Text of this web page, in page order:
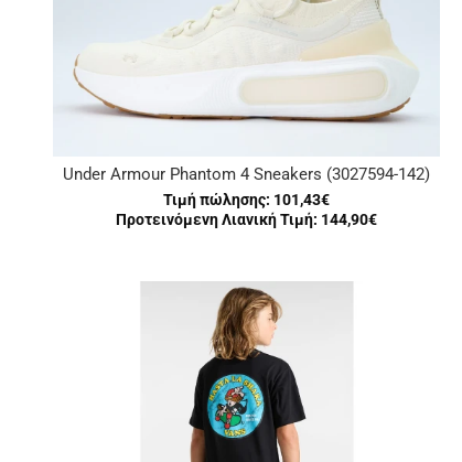
Under Armour Phantom 4 Sneakers (3027594-142)
Τιμή πώλησης: 101,43€
Προτεινόμενη Λιανική Τιμή: 144,90€